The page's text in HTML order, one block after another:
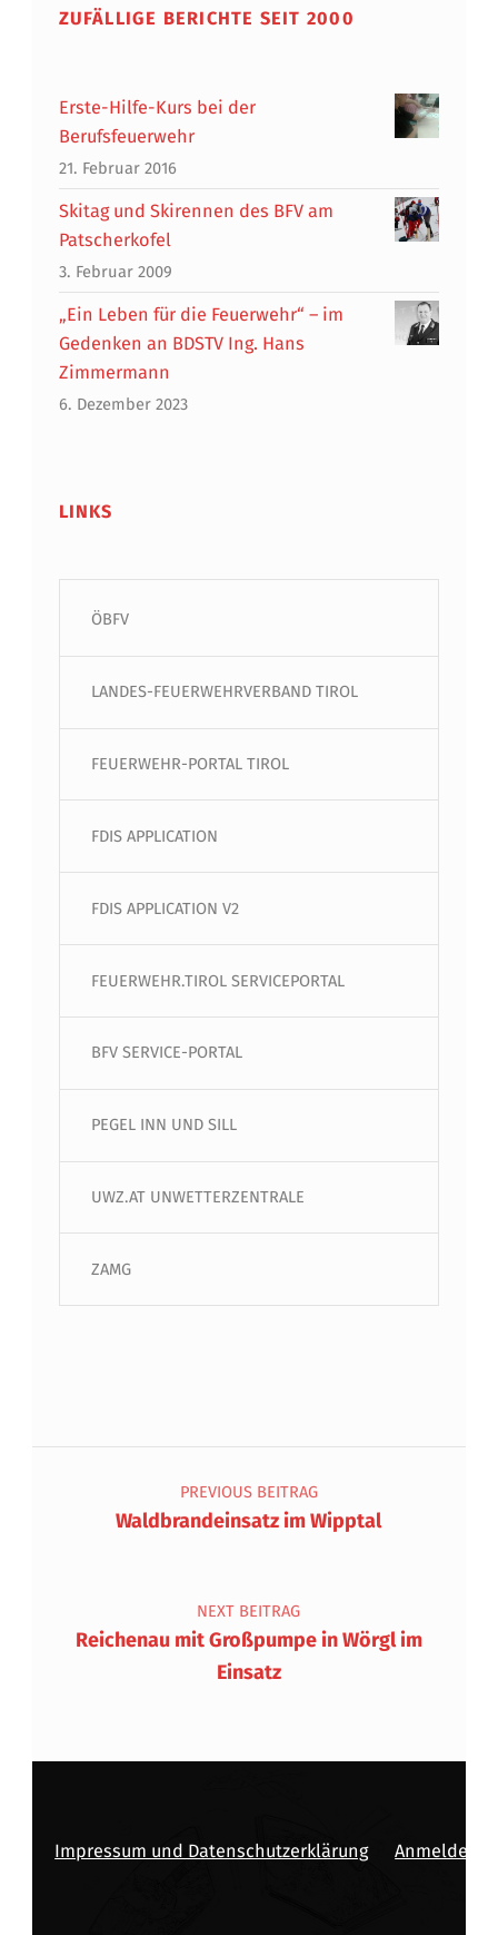
ZUFÄLLIGE BERICHTE SEIT 2000
Erste-Hilfe-Kurs bei der
Berufsfeuerwehr
21. Februar 2016
Skitag und Skirennen des BFV am
Patscherkofel
3. Februar 2009
„Ein Leben für die Feuerwehr“ – im
Gedenken an BDSTV Ing. Hans
Zimmermann
6. Dezember 2023
LINKS
ÖBFV
LANDES-FEUERWEHRVERBAND TIROL
FEUERWEHR-PORTAL TIROL
FDIS APPLICATION
FDIS APPLICATION V2
FEUERWEHR.TIROL SERVICEPORTAL
BFV SERVICE-PORTAL
PEGEL INN UND SILL
UWZ.AT UNWETTERZENTRALE
ZAMG
Beitragsnavigation
PREVIOUS BEITRAG
Waldbrandeinsatz im Wipptal
NEXT BEITRAG
Reichenau mit Großpumpe in Wörgl im
Einsatz
Impressum und Datenschutzerklärung Anmelden